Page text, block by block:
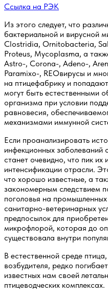
Ссылка на РЭК
Из этого следует, что
бактериальной и вирусной
Clostridia, Ornitobacteria,
Proteus, Mycoplasma, а
Astro-, Corona-, Adeno-,
Paramixo-, REOвирусы и
на птицефабрику и
могут быть естественными
организма при условии
равновесия,
механизмами иммунной
Если проанализировать
инфекционных заболеваний
станет очевидно, что пик
интенсификации отрасли.
что хорошо известные, а
закономерным следствием
поголовья на
санитарно-ветеринарных
предпосылок для
микрофлорой, которая до
существовала внутри
В естественной среде
возбудителя, редко
известных нам своей
птицеводческих комплексах.